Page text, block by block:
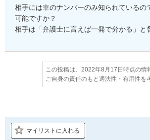
相手には車のナンバーのみ知られている
可能ですか？
相手は「弁護士に言えば一発で分かる」と
この投稿は、2022年8月17日時点の情
ご自身の責任のもと適法性・有用性を
マイリストに入れる